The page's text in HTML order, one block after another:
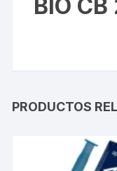
BIO
PRODUCTOS